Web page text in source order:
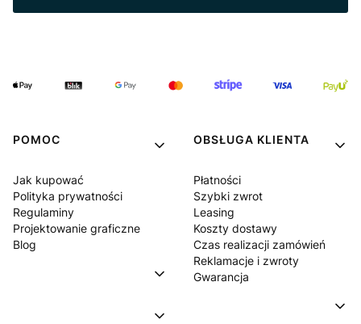
POMOC
Jak kupować
Polityka prywatności
Regulaminy
Projektowanie graficzne
Blog
OBSŁUGA KLIENTA
Płatności
Szybki zwrot
Leasing
Koszty dostawy
Czas realizacji zamówień
Reklamacje i zwroty
Gwarancja